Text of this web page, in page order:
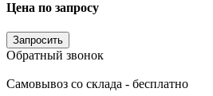
Цена по запросу
Запросить
Обратный звонок
Самовывоз со склада - бесплатно